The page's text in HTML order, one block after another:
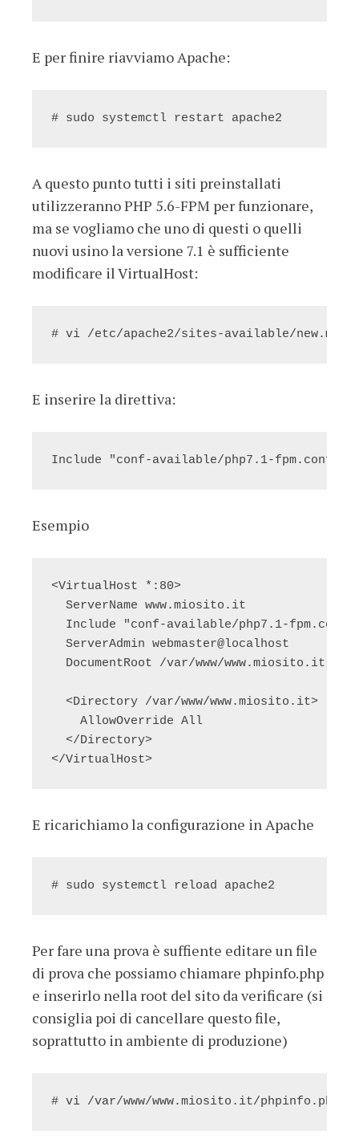
E per finire riavviamo Apache:
# sudo systemctl restart apache2
A questo punto tutti i siti preinstallati
utilizzeranno PHP 5.6-FPM per funzionare,
ma se vogliamo che uno di questi o quelli
nuovi usino la versione 7.1 è sufficiente
modificare il VirtualHost:
# vi /etc/apache2/sites-available/
E inserire la direttiva:
Include "conf-available/php7.1-fpm.conf"
Esempio
<VirtualHost *:80>
  ServerName www.miosito.it
  Include "conf-available/php7.1-fpm.conf"
  ServerAdmin webmaster@localhost
  DocumentRoot /var/www/www.miosito.it
  <Directory /var/www/www.miosito.it>
    AllowOverride All
  </Directory>
</VirtualHost>
E ricarichiamo la configurazione in Apache
# sudo systemctl reload apache2
Per fare una prova è suffiente editare un file
di prova che possiamo chiamare phpinfo.php
e inserirlo nella root del sito da verificare (si
consiglia poi di cancellare questo file,
soprattutto in ambiente di produzione)
# vi /var/www/www.miosito.it/phpinfo.php